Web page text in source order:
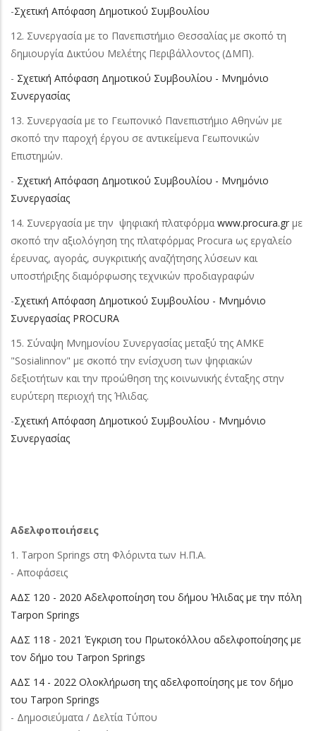
-Σχετική Απόφαση Δημοτικού Συμβουλίου
12. Συνεργασία με το Πανεπιστήμιο Θεσσαλίας με σκοπό τη
δημιουργία Δικτύου Μελέτης Περιβάλλοντος (ΔΜΠ).
- Σχετική Απόφαση Δημοτικού Συμβουλίου - Μνημόνιο
Συνεργασίας
13. Συνεργασία με το Γεωπονικό Πανεπιστήμιο Αθηνών με
σκοπό την παροχή έργου σε αντικείμενα Γεωπονικών
Επιστημών.
- Σχετική Απόφαση Δημοτικού Συμβουλίου - Μνημόνιο
Συνεργασίας
14. Συνεργασία με την ψηφιακή πλατφόρμα www.procura.gr με
σκοπό την αξιολόγηση της πλατφόρμας Procura ως εργαλείο
έρευνας, αγοράς, συγκριτικής αναζήτησης λύσεων και
υποστήριξης διαμόρφωσης τεχνικών προδιαγραφών
-Σχετική Απόφαση Δημοτικού Συμβουλίου - Μνημόνιο
Συνεργασίας PROCURA
15. Σύναψη Μνημονίου Συνεργασίας μεταξύ της ΑΜΚΕ
"Sosialinnov" με σκοπό την ενίσχυση των ψηφιακών
δεξιοτήτων και την προώθηση της κοινωνικής ένταξης στην
ευρύτερη περιοχή της Ήλιδας.
-Σχετική Απόφαση Δημοτικού Συμβουλίου - Μνημόνιο
Συνεργασίας
Αδελφοποιήσεις
1. Tarpon Springs στη Φλόριντα των Η.Π.Α.
- Αποφάσεις
ΑΔΣ 120 - 2020 Αδελφοποίηση του δήμου Ήλιδας με την πόλη
Tarpon Springs
ΑΔΣ 118 - 2021 Έγκριση του Πρωτοκόλλου αδελφοποίησης με
τον δήμο του Tarpon Springs
ΑΔΣ 14 - 2022 Ολοκλήρωση της αδελφοποίησης με τον δήμο
του Tarpon Springs
- Δημοσιεύματα / Δελτία Τύπου